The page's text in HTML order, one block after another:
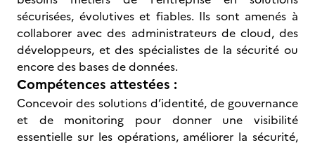
sécurisées, évolutives et fiables. Ils sont amenés à
collaborer avec des administrateurs de cloud, des
développeurs, et des spécialistes de la sécurité ou
encore des bases de données.
Compétences attestées :
Concevoir des solutions d’identité, de gouvernance
et de monitoring pour donner une visibilité
essentielle sur les opérations, améliorer la sécurité,